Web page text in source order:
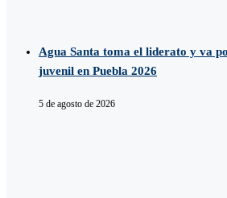
Agua Santa toma el liderato y va
juvenil en Puebla 2026
5 de agosto de 2026